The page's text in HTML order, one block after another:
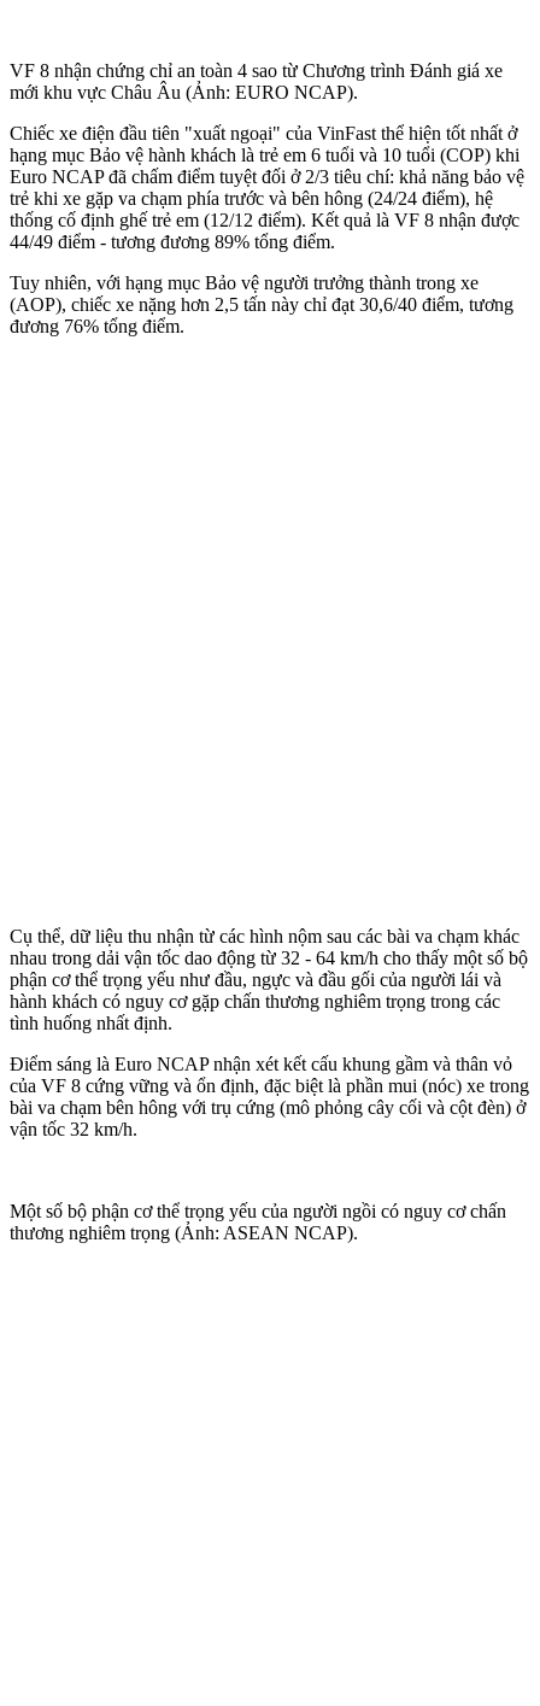
VF 8 nhận chứng chỉ an toàn 4 sao từ Chương trình Đánh giá xe
mới khu vực Châu Âu (Ảnh: EURO NCAP).
Chiếc xe điện đầu tiên "xuất ngoại" của VinFast thể hiện tốt nhất ở
hạng mục Bảo vệ hành khách là trẻ em 6 tuổi và 10 tuổi (COP) khi
Euro NCAP đã chấm điểm tuyệt đối ở 2/3 tiêu chí: khả năng bảo vệ
trẻ khi xe gặp va chạm phía trước và bên hông (24/24 điểm), hệ
thống cố định ghế trẻ em (12/12 điểm). Kết quả là VF 8 nhận được
44/49 điểm - tương đương 89% tổng điểm.
Tuy nhiên, với hạng mục Bảo vệ người trưởng thành trong xe
(AOP), chiếc xe nặng hơn 2,5 tấn này chỉ đạt 30,6/40 điểm, tương
đương 76% tổng điểm.
Cụ thể, dữ liệu thu nhận từ các hình nộm sau các bài va chạm khác
nhau trong dải vận tốc dao động từ 32 - 64 km/h cho thấy một số bộ
phận c‌ơ th‌ể trọng yếu như đầu, ngực và đầu gối của người lái và
hành khách có nguy cơ gặp chấn thương nghiêm trọng trong các
tình huống nhất định.
Điểm sáng là Euro NCAP nhận xét kết cấu khung gầm và thân vỏ
của VF 8 cứng vững và ổn định, đặc biệt là phần mui (nóc) xe trong
bài va chạm bên hông với trụ cứng (mô phỏng cây cối và cột đèn) ở
vận tốc 32 km/h.
Một số bộ phận c‌ơ th‌ể trọng yếu của người ngồi có nguy cơ chấn
thương nghiêm trọng (Ảnh: ASEAN NCAP).